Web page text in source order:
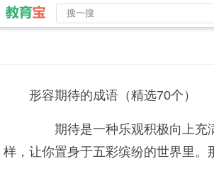
形容期待的成语（精选70个）
期待是一种乐观积极向上充满
样，让你置身于五彩缤纷的世界里。